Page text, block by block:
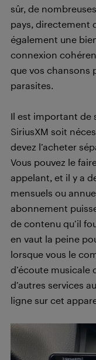
sûr, de
pays, directement
également une
connexion
que vos chansons
parasites.
Il est important de
SiriusXM soit
devez l’acheter
Vous pouvez le
appelant, et il y a
mensuels ou
abonnement
de contenu qu’il
en vaut la peine
lorsque vous le
d’écoute musicale
d’autres services
ligne sur cet